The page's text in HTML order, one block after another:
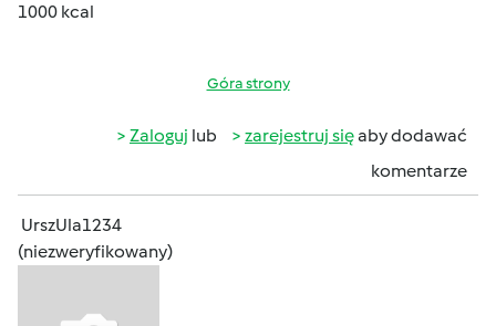
1000 kcal
Góra strony
Zaloguj lub zarejestruj sięaby dodawać
komentarze
UrszUla1234
(niezweryfikowany)